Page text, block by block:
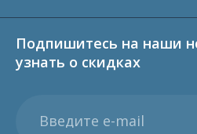
Подпишитесь на наши
узнать о скидках